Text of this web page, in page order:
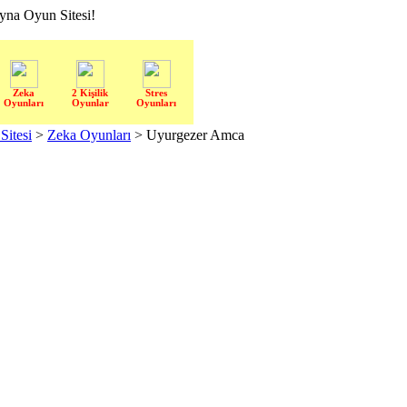
Oyun Sitesi!
Zeka
Oyunları
2 Kişilik
Oyunlar
Stres
Oyunları
> Zeka Oyunları > Uyurgezer Amca